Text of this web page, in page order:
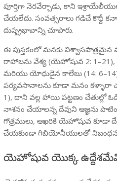
పూర్తిగా నెరవేర్చాడు, కాని
చేయలేదు. సంవత్సరాలు గడిచే కొద్దీ
దుష్ప్రభావాన్ని చూపారు.
ఈ పుస్తకంలో మనకు విశ్వాసపాత్రమైన
రాహాబను వేశ్య (యెహోషువ 2: 1–21),
మరియు యోధుడైన కాలేబు (14:
పర్యవసానాలను కూడా మనం కళ్ళారా
1), దాని వల్ల హాయి పట్టణం చేతుల్లో
నాశనం చేయాలన్న దేవుని ఆజ్ఞను
గోత్రములు, ఆఖరికి యెహోషువ
చేయకుండా గిబియోనీయులతో నిబంధన
యెహోషువ యొక్క